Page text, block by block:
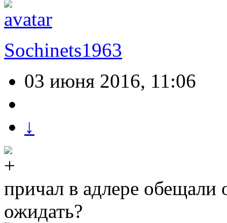
Sochinets1963
03 июня 2016, 11:06
↓
причал в адлере обещали
ожидать?